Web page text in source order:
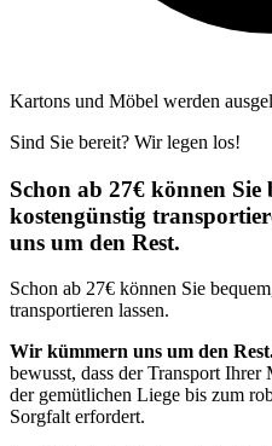
Kartons und Möbel werden
Sind Sie bereit? Wir legen los!
Schon ab 27€ können Sie
kostengünstig
uns um den Rest.
Schon ab 27€ können Sie
transportieren lassen.
Wir kümmern uns um den
bewusst, dass der Transport
der gemütlichen Liege bis zum
Sorgfalt erfordert.